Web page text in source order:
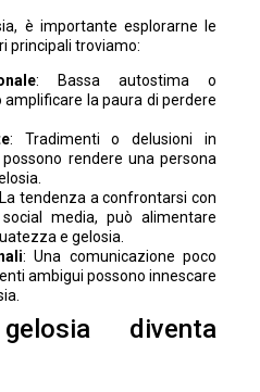
è importante esplorarne le
principali troviamo:
: Bassa autostima o
la paura di perdere
: Tradimenti o delusioni in
rendere una persona
tendenza a confrontarsi con
media, può alimentare
e gelosia.
: Una comunicazione poco
ambigui possono innescare
diventa